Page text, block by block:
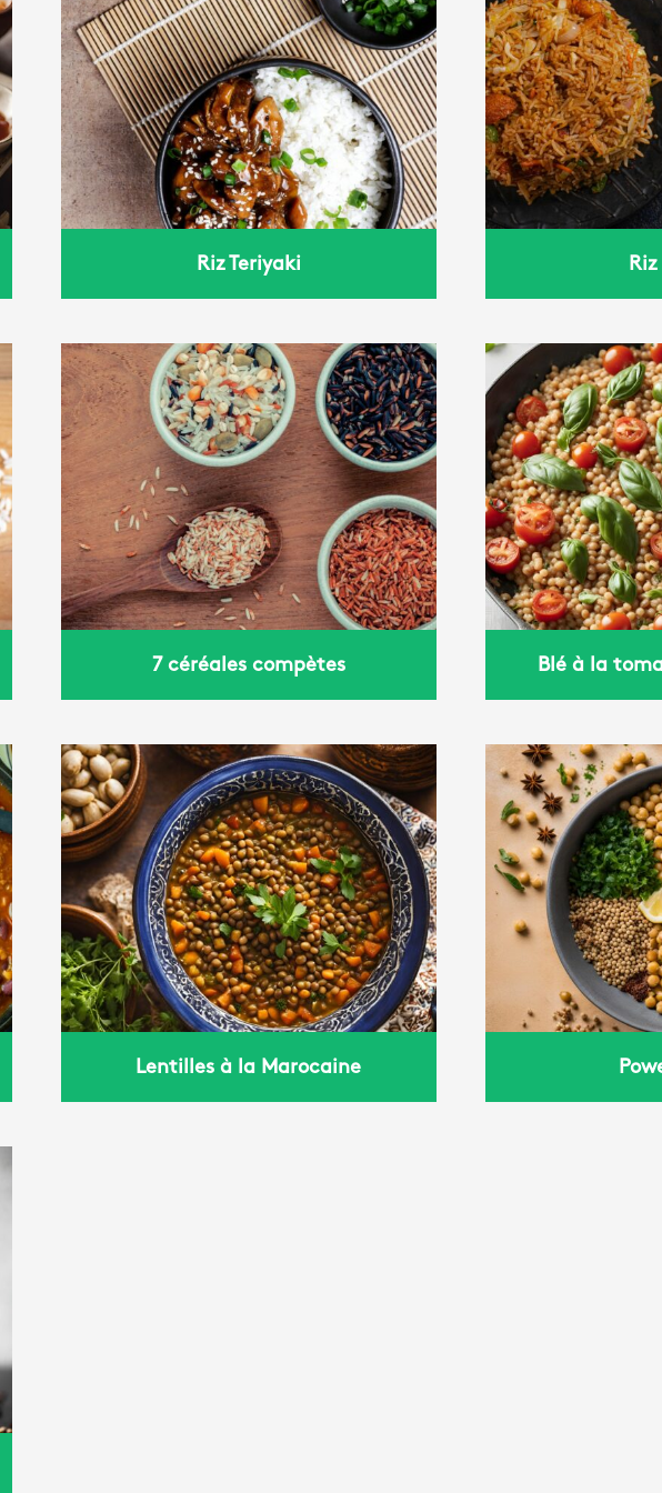
Riz Teriyaki
Riz sauté
7 céréales compètes
Blé à la tomate et au
basilic
Blé à la
Lentilles à la Marocaine
Power bowl